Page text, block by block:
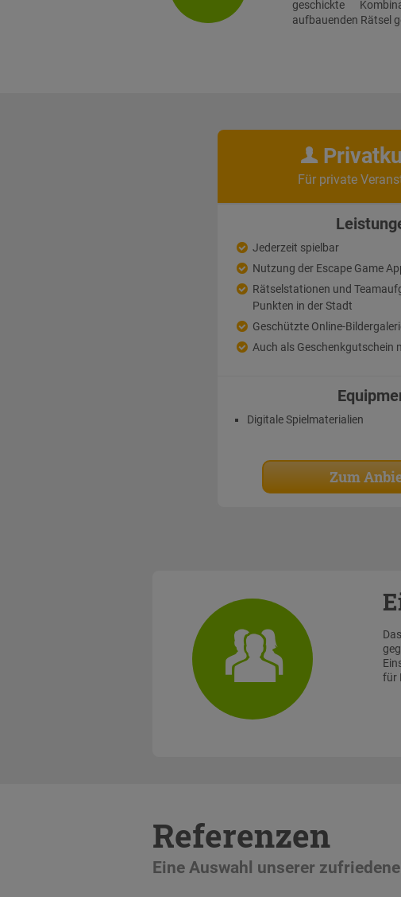
geschickte
aufbauenden Rätsel
Für private
Jederzeit spielbar
Nutzung der Escape Game
Rätselstationen und
Punkten in der Stadt
Geschützte Online-
Auch als Geschenkgutschein
Digitale Spielmaterialien
Zum
für
Referenzen
Eine Auswahl unserer